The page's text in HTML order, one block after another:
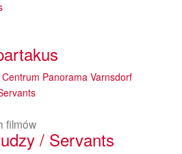
Centrum Panorama Varnsdorf
filmów
/ Servants